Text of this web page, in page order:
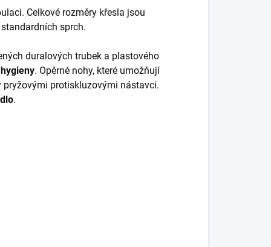
Celkové rozměry křesla jsou
sprch.
duralových trubek a plastového
. Opěrné nohy, které umožňují
pryžovými protiskluzovými nástavci.
.